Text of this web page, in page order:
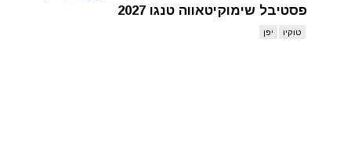
פסטיבל שימוקיטאווה טנגו 2027
טוקיו יפן